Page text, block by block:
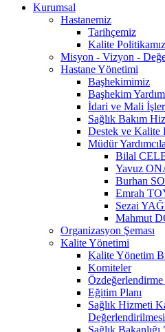
Kurumsal
Hastanemiz
Tarihçemiz
Kalite Politikamız
Misyon - Vizyon -
Hastane Yönetimi
Başhekimimiz
Başhekim
İdari ve Mali
Sağlık Bakım
Destek ve Kalite
Müdür
Bilal
Yavuz
Burhan
Emrah
Sezai
Mahmut
Organizasyon Şeması
Kalite Yönetimi
Kalite Yönetim
Komiteler
Özdeğerlendirme
Eğitim Planı
Sağlık Hizmeti
Sağlık